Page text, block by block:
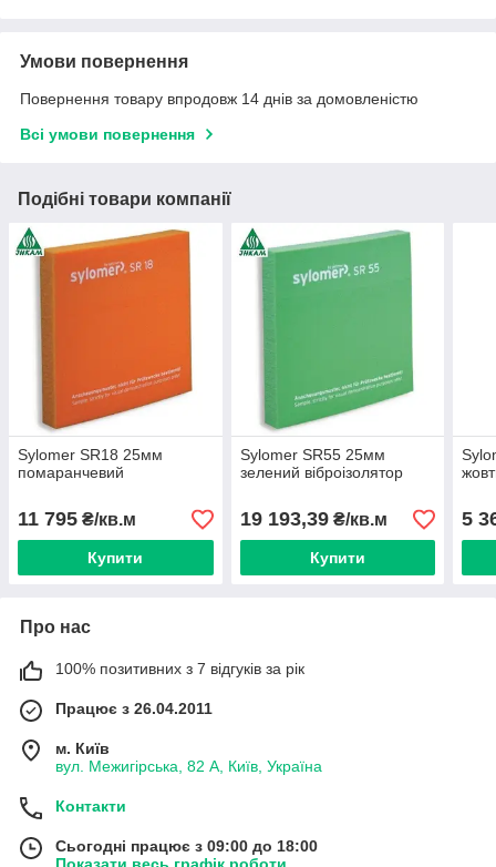
Умови повернення
Повернення товару впродовж 14 днів за домовленістю
Всі умови повернення
Подібні товари компанії
Sylomer SR18 25мм
помаранчевий
11 795 ₴/кв.м
Купити
Sylomer SR55 25мм
зелений віброізолятор
19 193,39₴/кв.м
Купити
5
Про нас
100% позитивних з 7 відгуків за рік
Працює з 26.04.2011
м. Київ
вул. Межигірська, 82 А, Київ, Україна
Контакти
Сьогодні працює з 09:00 до 18:00